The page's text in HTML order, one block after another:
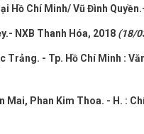
Hồ Chí Minh/ Vũ Đình
NXB Thanh Hóa, 2018 (18/
Trảng. - Tp. Hồ Chí Minh :
Mai, Phan Kim Thoa. - H. :